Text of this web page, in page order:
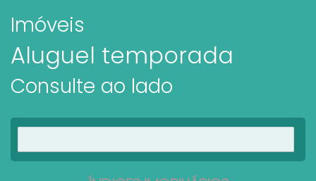
Imóveis
Aluguel temporada
Consulte ao lado